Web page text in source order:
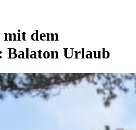
dem
Balaton Urlaub